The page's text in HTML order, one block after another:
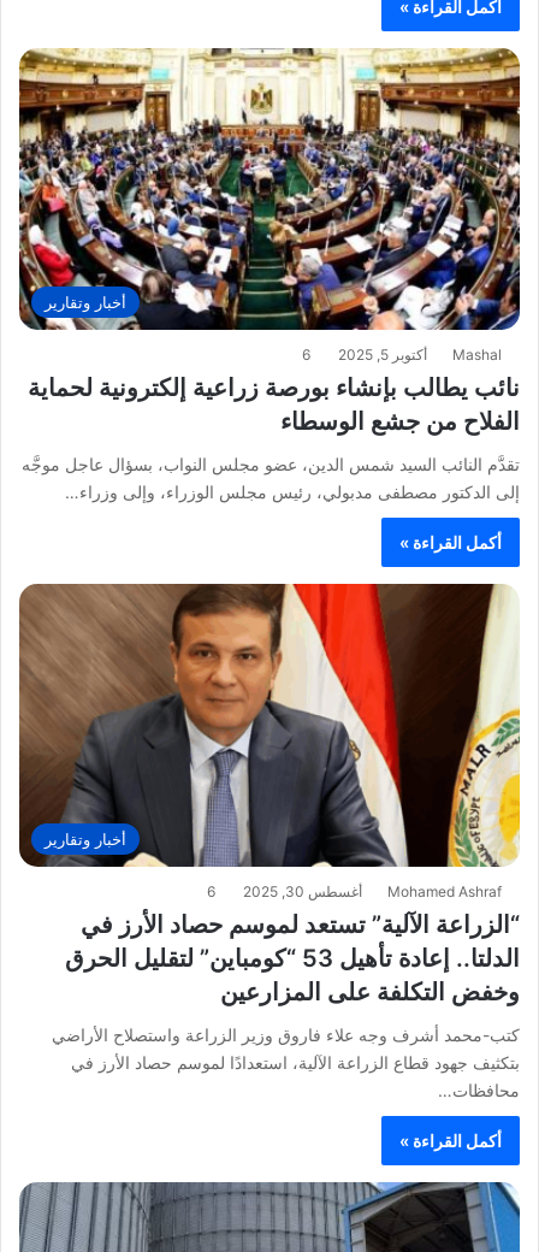
أكمل القراءة »
أخبار وتقارير
Mashal أكتوبر 5, 2025 6
نائب يطالب بإنشاء بورصة زراعية إلكترونية لحماية
الفلاح من جشع الوسطاء
تقدَّم النائب السيد شمس الدين، عضو مجلس النواب، بسؤال عاجل موجَّه
إلى الدكتور مصطفى مدبولي، رئيس مجلس الوزراء، وإلى وزراء…
أكمل القراءة »
أخبار وتقارير
Mohamed Ashraf أغسطس 30, 2025 6
“الزراعة الآلية” تستعد لموسم حصاد الأرز في
الدلتا.. إعادة تأهيل 53 “كومباين” لتقليل الحرق
وخفض التكلفة على المزارعين
كتب-محمد أشرف وجه علاء فاروق وزير الزراعة واستصلاح الأراضي
بتكثيف جهود قطاع الزراعة الآلية، استعدادًا لموسم حصاد الأرز في
محافظات…
أكمل القراءة »